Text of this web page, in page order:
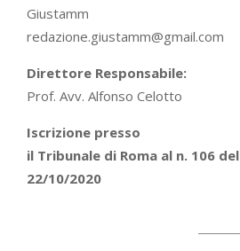
Giustamm
redazione.giustamm@gmail.com
Direttore Responsabile:
Prof. Avv. Alfonso Celotto
Iscrizione presso
il Tribunale di Roma al n. 106 del
22/10/2020